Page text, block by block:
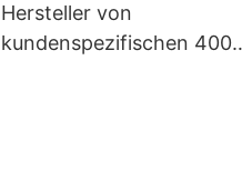
Hersteller von
kundenspezifischen 400-